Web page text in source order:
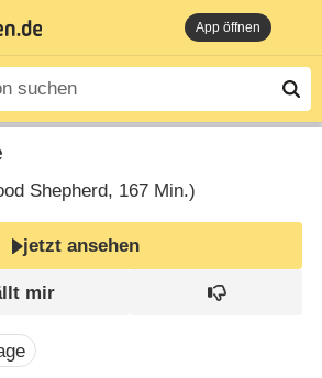
App öffnen
Shepherd‎, 167 Min.)
jetzt ansehen